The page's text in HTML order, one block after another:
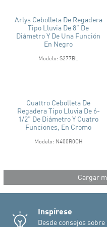
Arlys Cebolleta De Regadera
Tipo Lluvia De 8" De
Diámetro Y De Una Función
En Negro
Modelo: S277BL
Quattro Cebolleta De
Regadera Tipo Lluvia De 6-
1/2" De Diámetro Y Cuatro
Funciones, En Cromo
Modelo: N400R0CH
Cargar
Inspírese
Desde consejos